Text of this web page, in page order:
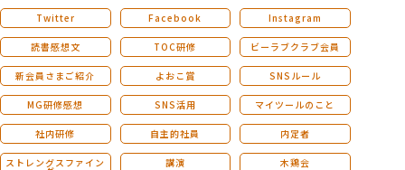
Twitter Facebook Instagram
読書感想文 TOC研修 ビーラブクラブ会員
新会員さまご紹介 よおこ賞 SNSルール
MG研修感想 SNS活用 マイツールのこと
社内研修 自主的社員 内定者
ストレングスファイン 講演 木鶏会